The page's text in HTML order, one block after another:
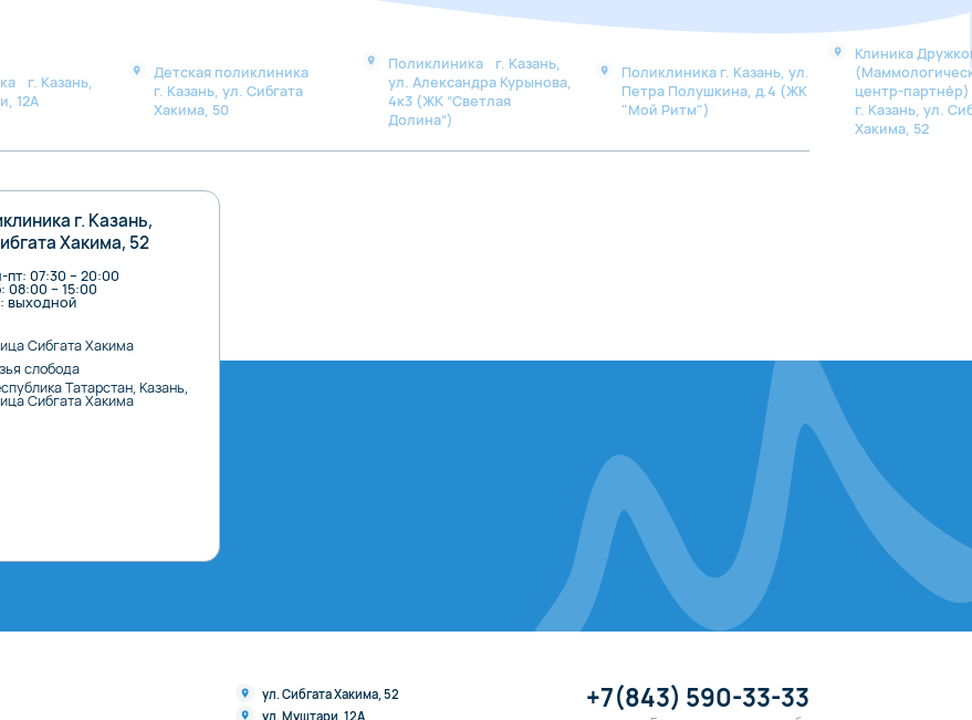
г. Казань,
12А
Детская поликлиника
г. Казань, ул. Сибгата
Хакима, 50
Поликлиника г. Казань,
ул. Александра Курынова,
4к3 (ЖК “Светлая
Долина“)
Поликлиника г. Казань, ул.
Петра Полушкина, д.4 (ЖК
"Мой Ритм")
Клиника
центр-
г. Казань, ул.
Хакима, 52
г. Казань,
Хакима, 52
пт: 07:30 – 20:00
08:00 – 15:00
выходной
Сибгата Хакима
слобода
Татарстан, Казань,
Сибгата Хакима
ул. Сибгата Хакима, 52
ул. Муштари, 12А
+7(843) 590-33-33